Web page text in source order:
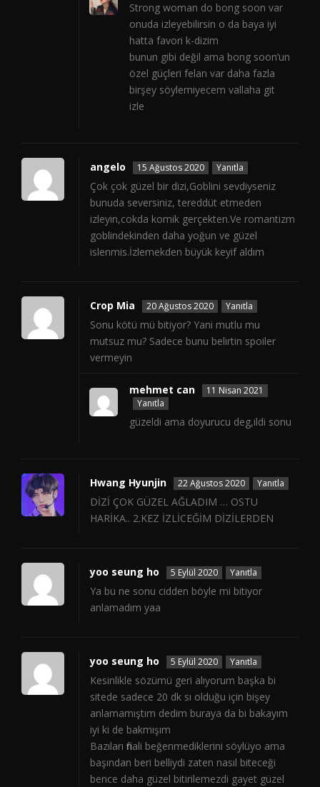
Strong woman do bong soon var
onuda izleyebilirsin o da baya iyi
hatta favori k-dizim
bunun gibi değil ama bong soon’un
özel güçleri felan var daha fazla
birşey söylemiyecem vallaha git
izle
angelo 15 Ağustos 2020 Yanıtla
Çok çok güzel bir dizi,Goblini sevdiyseniz
bunuda seversiniz, tereddüt etmeden
izleyin,cokda komik gerçekten.Ve romantizm
goblindekinden daha yoğun ve güzel
islenmis.İzlemekden büyük keyif aldım
Crop Mia 20 Ağustos 2020 Yanıtla
Sonu kötü mü bitiyor? Yani mutlu mu
mutsuz mu? Sadece bunu belirtin spoiler
vermeyin
mehmet can
11 Nisan 2021
Yanıtla
güzeldi ama doyurucu deg,ildi sonu
Hwang Hyunjin 22 Ağustos 2020 Yanıtla
DİZİ ÇOK GÜZEL AĞLADIM … OSTU
HARİKA.. 2.KEZ İZLİCEĞİM DİZİLERDEN
yoo seung ho 5 Eylül 2020 Yanıtla
Ya bu ne sonu cidden böyle mi bitiyor
anlamadım yaa
yoo seung ho 5 Eylül 2020 Yanıtla
Kesinlikle sözümü geri alıyorum başka bi
sitede sadece 20 dk sı olduğu için bişey
anlamamıştım dedim buraya da bi bakayım
iyi ki de bakmışım
Bazıları finali beğenmediklerini söylüyo ama
başından beri belliydi zaten nasıl biteceği
bence daha güzel bitirilemezdi gayet güzel